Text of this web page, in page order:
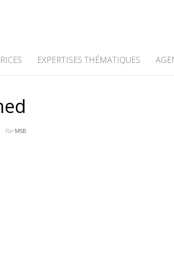
EXPERTISES THÉMATIQUES
ParMSB